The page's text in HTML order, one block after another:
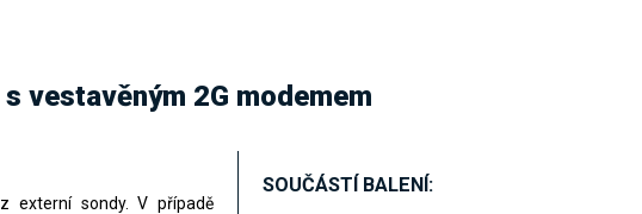
vestavěným 2G modemem
externí sondy. V případě
SOUČÁSTÍ BALENÍ: